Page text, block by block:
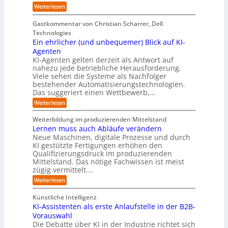
b
e
i
p
ä
c
h
n
R
o
u
t
e
H
e
r
s
t
e
l
r
n
D
a
e
n
K
I
P
r
o
j
e
k
t
e
i
n
d
e
r
I
n
d
u
s
t
r
i
e
e
r
n
d
e
C
y
e
r
r
i
s
i
k
o
w
a
c
h
s
e
n
d
e
R
a
n
s
o
m
L
e
e
n
f
I
n
d
u
s
t
r
e
r
o
b
o
t
e
r
Weiterlesen:
E
n
3
D
w
i
l
l
i
n
g
f
ü
r
T
a
t
o
r
t
e
Gastkommentar von Christian Scharrer, Dell
Technologies
Ein ehrlicher (und unbequemer) Blick auf KI-
Agenten
KI-Agenten gelten derzeit als Antwort auf
nahezu jede betriebliche Herausforderung.
Viele sehen die Systeme als Nachfolger
bestehender Automatisierungstechnologien.
Das suggeriert einen Wettbewerb,…
Weiterlesen:
E
n
e
h
r
l
i
c
h
e
r
u
n
d
u
Weiterbildung im produzierenden Mittelstand
Lernen muss auch Abläufe verändern
Neue Maschinen, digitale Prozesse und durch
KI gestützte Fertigungen erhöhen den
Qualifizierungsdruck im produzierenden
Mittelstand. Das nötige Fachwissen ist meist
zügig vermittelt.…
Weiterlesen:
L
e
r
n
e
n
Künstliche Intelligenz
KI-Assistenten als erste Anlaufstelle in der B2B-
Vorauswahl
Die Debatte über KI in der Industrie richtet sich